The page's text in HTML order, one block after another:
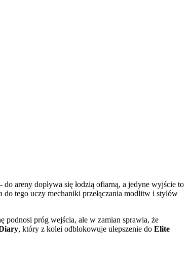
areny dopływa się łodzią ofiarną, a jedyne wyjście to
tego uczy mechaniki przełączania modlitw i stylów
podnosi próg wejścia, ale w zamian sprawia, że
, który z kolei odblokowuje ulepszenie do Elite